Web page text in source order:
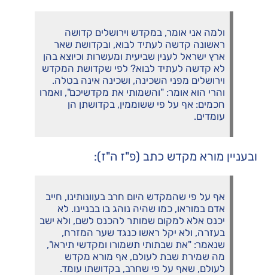
ולמה אני אומר, במקדש וירושלים קדושה
ראשונה קדשה לעתיד לבוא, ובקדושת שאר
ארץ ישראל לענין שביעית ומעשרות וכיוצא בהן
לא קדשה לעתיד לבוא? לפי שקדושת המקדש
וירושלים מפני השכינה, ושכינה אינה בטלה.
והרי הוא אומר: "והשמותי את מקדשיכם", ואמרו
חכמים: אף על פי ששוממין, בקדושתן הן
עומדים.
ובעניין מורא מקדש כתב (פ"ז ה"ז):
אף על פי שהמקדש היום חרב בעוונותינו, חייב
אדם במוראו, כמו שהיה נוהג בו בבניינו. לא
יכנס אלא למקום שמותר להכנס לשם, ולא ישב
בעזרה, ולא יקל ראשו כנגד שער המזרח,
שנאמר: "את שבתותי תשמורו ומקדשי תיראו",
מה שמירת שבת לעולם, אף מורא מקדש
לעולם, שאף על פי שחרב, בקדושתו עומד.